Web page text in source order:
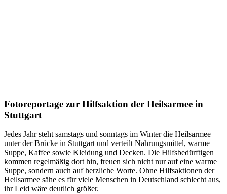
Fotoreportage zur Hilfsaktion der Heilsarmee in
Stuttgart
Jedes Jahr steht samstags und sonntags im Winter die Heilsarmee
unter der Brücke in Stuttgart und verteilt Nahrungsmittel, warme
Suppe, Kaffee sowie Kleidung und Decken. Die Hilfsbedürftigen
kommen regelmäßig dort hin, freuen sich nicht nur auf eine warme
Suppe, sondern auch auf herzliche Worte. Ohne Hilfsaktionen der
Heilsarmee sähe es für viele Menschen in Deutschland schlecht aus,
ihr Leid wäre deutlich größer.